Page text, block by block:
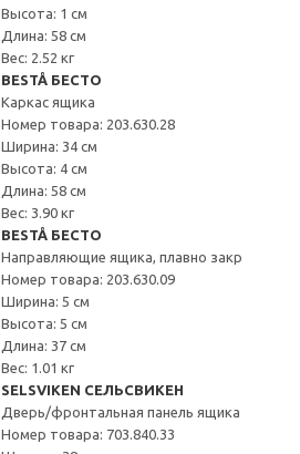
Высота: 1 см
Длина: 58 см
Вес: 2.52 кг
BESTÅ БЕСТО
Каркас ящика
Номер товара: 203.630.28
Ширина: 34 см
Высота: 4 см
Длина: 58 см
Вес: 3.90 кг
BESTÅ БЕСТО
Направляющие ящика, плавно закр
Номер товара: 203.630.09
Ширина: 5 см
Высота: 5 см
Длина: 37 см
Вес: 1.01 кг
SELSVIKEN СЕЛЬСВИКЕН
Дверь/фронтальная панель ящика
Номер товара: 703.840.33